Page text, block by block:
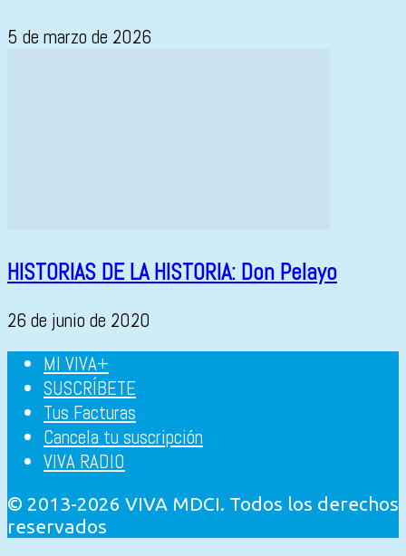
5 de marzo de 2026
HISTORIAS DE LA HISTORIA: Don Pelayo
26 de junio de 2020
MI VIVA+
SUSCRÍBETE
Tus Facturas
Cancela tu suscripción
VIVA RADIO
© 2013-2026 VIVA MDCI. Todos los derechos
reservados